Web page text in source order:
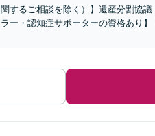
関するご相談を除く）】遺産分割協
ー・認知症サポーターの資格あり